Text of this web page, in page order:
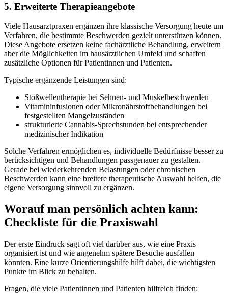
5. Erweiterte Therapieangebote
Viele Hausarztpraxen ergänzen ihre klassische Versorgung heute um
Verfahren, die bestimmte Beschwerden gezielt unterstützen können.
Diese Angebote ersetzen keine fachärztliche Behandlung, erweitern
aber die Möglichkeiten im hausärztlichen Umfeld und schaffen
zusätzliche Optionen für Patientinnen und Patienten.
Typische ergänzende Leistungen sind:
Stoßwellentherapie bei Sehnen- und Muskelbeschwerden
Vitamininfusionen oder Mikronährstoffbehandlungen bei
festgestellten Mangelzuständen
strukturierte Cannabis-Sprechstunden bei entsprechender
medizinischer Indikation
Solche Verfahren ermöglichen es, individuelle Bedürfnisse besser zu
berücksichtigen und Behandlungen passgenauer zu gestalten.
Gerade bei wiederkehrenden Belastungen oder chronischen
Beschwerden kann eine breitere therapeutische Auswahl helfen, die
eigene Versorgung sinnvoll zu ergänzen.
Worauf man persönlich achten kann:
Checkliste für die Praxiswahl
Der erste Eindruck sagt oft viel darüber aus, wie eine Praxis
organisiert ist und wie angenehm spätere Besuche ausfallen
könnten. Eine kurze Orientierungshilfe hilft dabei, die wichtigsten
Punkte im Blick zu behalten.
Fragen, die viele Patientinnen und Patienten hilfreich finden: